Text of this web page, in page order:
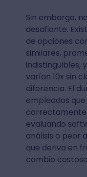
Sin embargo,
desafiante.
de opciones
similares,
indistinguibles,
varían 10x sin
diferencia. El
empleados
correctamente
evaluando
análisis o peor
que deriva en
cambio